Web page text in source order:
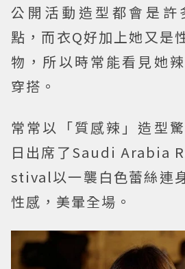
公開活動造型都會是許
點，而衣Q好加上她又是
物，所以時常能看見她
穿搭。
常常以「質感辣」造型
日出席了Saudi Arabia
stival以一襲白色蕾絲連
性感，美暈全場。